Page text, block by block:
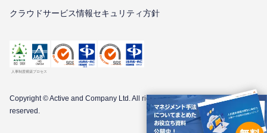
クラウドサービス情報セキュリティ方針
Copyright © Active and Company Ltd. All rights
reserved.